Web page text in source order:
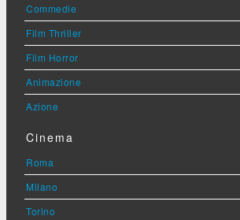
Commedie
Film Thriller
Film Horror
Animazione
Azione
Cinema
Roma
Milano
Torino